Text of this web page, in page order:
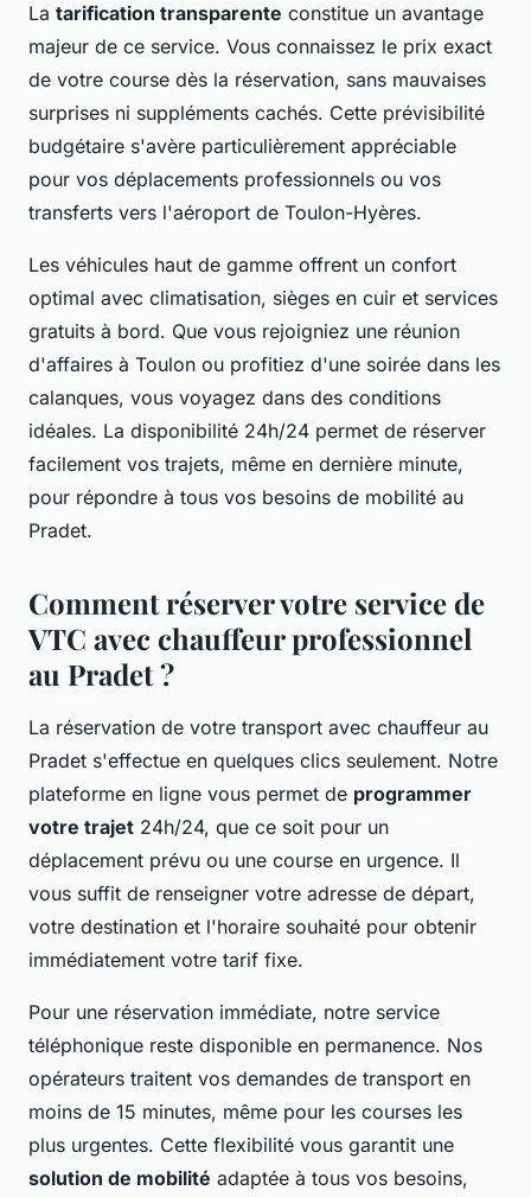
La tarification transparente constitue un avantage
majeur de ce service. Vous connaissez le prix exact
de votre course dès la réservation, sans mauvaises
surprises ni suppléments cachés. Cette prévisibilité
budgétaire s'avère particulièrement appréciable
pour vos déplacements professionnels ou vos
transferts vers l'aéroport de Toulon-Hyères.
Les véhicules haut de gamme offrent un confort
optimal avec climatisation, sièges en cuir et services
gratuits à bord. Que vous rejoigniez une réunion
d'affaires à Toulon ou profitiez d'une soirée dans les
calanques, vous voyagez dans des conditions
idéales. La disponibilité 24h/24 permet de réserver
facilement vos trajets, même en dernière minute,
pour répondre à tous vos besoins de mobilité au
Pradet.
Comment réserver votre service de
VTC avec chauffeur professionnel
au Pradet ?
La réservation de votre transport avec chauffeur au
Pradet s'effectue en quelques clics seulement. Notre
plateforme en ligne vous permet de programmer
votre trajet 24h/24, que ce soit pour un
déplacement prévu ou une course en urgence. Il
vous suffit de renseigner votre adresse de départ,
votre destination et l'horaire souhaité pour obtenir
immédiatement votre tarif fixe.
Pour une réservation immédiate, notre service
téléphonique reste disponible en permanence. Nos
opérateurs traitent vos demandes de transport en
moins de 15 minutes, même pour les courses les
plus urgentes. Cette flexibilité vous garantit une
solution de mobilité adaptée à tous vos besoins,